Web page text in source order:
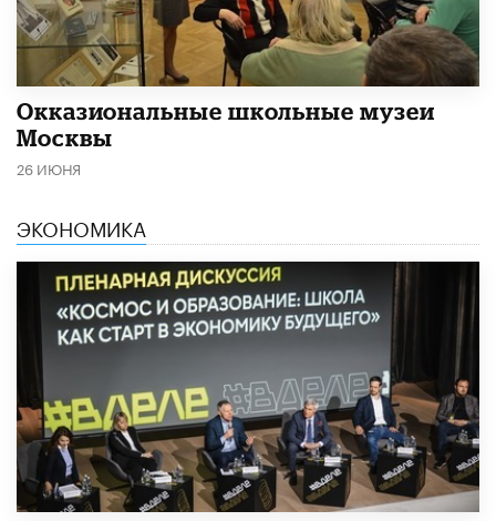
​Окказиональные школьные музеи
Москвы
26 ИЮНЯ
ЭКОНОМИКА